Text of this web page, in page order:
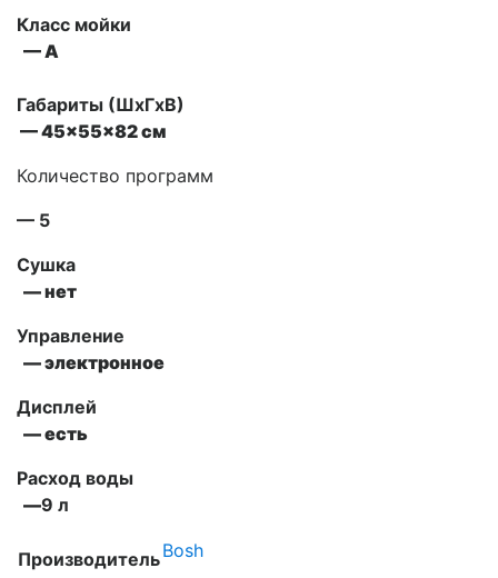
Класс мойки
— A
Габариты (ШxГxВ)
— 45x55x82 см
Количество программ
— 5
Сушка
— нет
Управление
— электронное
Дисплей
— есть
Расход воды
—9 л
ПроизводительBosh